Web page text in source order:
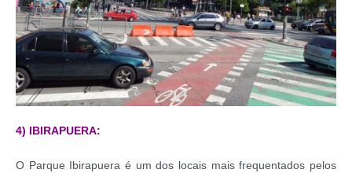
4) IBIRAPUERA:
O Parque Ibirapuera é um dos locais mais frequentados pelos